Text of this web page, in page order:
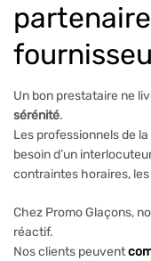
Un bon prestataire ne
sérénité.
Les professionnels de
besoin d’un
contraintes horaires,
Chez Promo Glaçons,
réactif.
Nos clients peuvent